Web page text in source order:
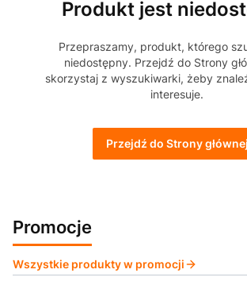
Produkt jest
Przepraszamy, produkt, którego
niedostępny. Przejdź do Strony
skorzystaj z wyszukiwarki, żeby
interesuje.
Przejdź do Strony głównej
Promocje
Wszystkie produkty w promocji